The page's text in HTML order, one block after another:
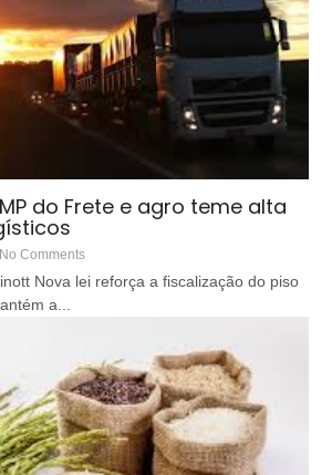
do Frete e agro teme alta
No Comments
Nova lei reforça a fiscalização do piso
a...